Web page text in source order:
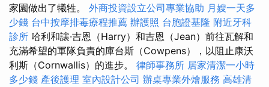
家園做出了犧牲。 外商投資設立公司專業協助 月嫂一天多
少錢 台中按摩排毒療程推薦 辦護照 台胞證基隆 附近牙科
診所 哈利和讓·吉恩（Harry）和吉恩（Jean）前往瓦解和
充滿希望的軍隊負責的庫台斯（Cowpens），以阻止康沃
利斯（Cornwallis）的進步。 律師事務所 居家清潔一小時
多少錢 產後護理 室內設計公司 辦桌專業外燴服務 高雄清